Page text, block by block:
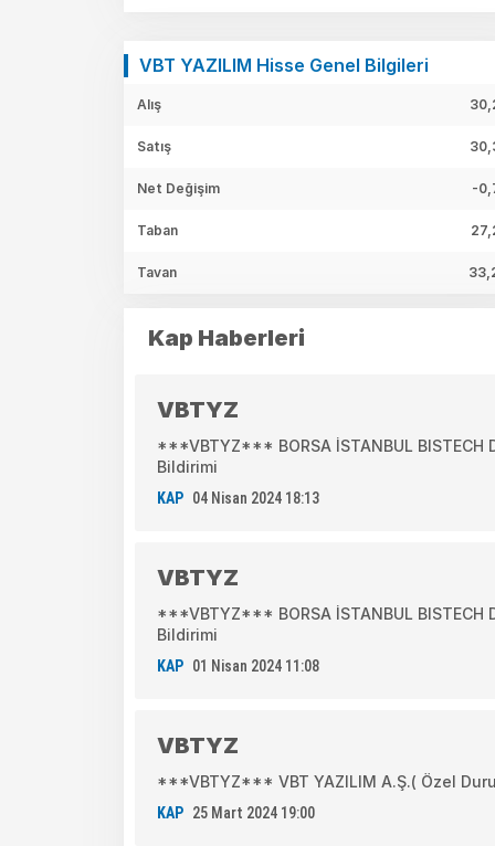
VBT YAZILIM Hisse Genel Bilgileri
Alış
Satış
Net Değişim -
Taban
Tavan
Kap Haberleri
VBTYZ
***VBTYZ*** BORSA İSTANBUL BISTECH
Bildirimi
KAP 04 Nisan 2024 18:13
VBTYZ
***VBTYZ*** BORSA İSTANBUL BISTECH
Bildirimi
KAP 01 Nisan 2024 11:08
VBTYZ
***VBTYZ*** VBT YAZILIM A.Ş.( Özel
KAP 25 Mart 2024 19:00